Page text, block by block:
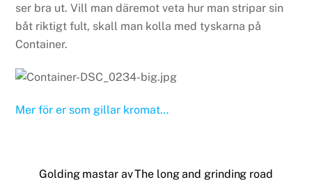
ser bra ut. Vill man däremot veta hur man stripar sin
båt riktigt fult, skall man kolla med tyskarna på
Container.
Mer för er som gillar kromat…
Golding mastar avThe long and grinding road